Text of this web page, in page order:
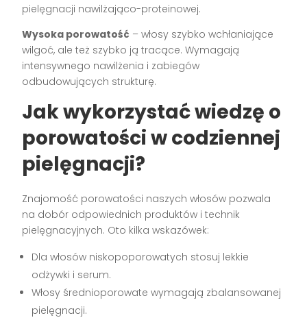
pielęgnacji nawilżająco-proteinowej.
Wysoka porowatość – włosy szybko wchłaniające
wilgoć, ale też szybko ją tracące. Wymagają
intensywnego nawilżenia i zabiegów
odbudowujących strukturę.
Jak wykorzystać wiedzę o
porowatości w codziennej
pielęgnacji?
Znajomość porowatości naszych włosów pozwala
na dobór odpowiednich produktów i technik
pielęgnacyjnych. Oto kilka wskazówek:
Dla włosów niskopoporowatych stosuj lekkie
odżywki i serum.
Włosy średnioporowate wymagają zbalansowanej
pielęgnacji.